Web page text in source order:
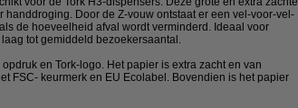
Door de Z-vouw ontstaat er een vel-voor-vel-
de hoeveelheid afval wordt verminderd. Ideaal voor
tot gemiddeld bezoekersaantal.
en Tork-logo. Het papier is extra zacht en van
FSC- keurmerk en EU Ecolabel. Bovendien is het papier